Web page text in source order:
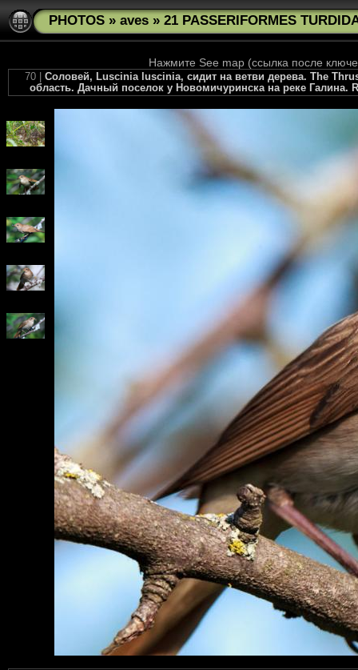
PHOTOS » aves » 21 PASSERIFORMES
Нажмите See map (ссылка после
70 |Соловей, Luscinia luscinia, сидит на ветви дерева. The
область. Дачный поселок у Новомичуринска на реке Галина.